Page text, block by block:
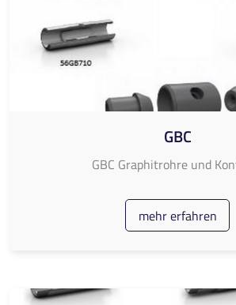
GBC
GBC Graphitrohre und
mehr erfahren